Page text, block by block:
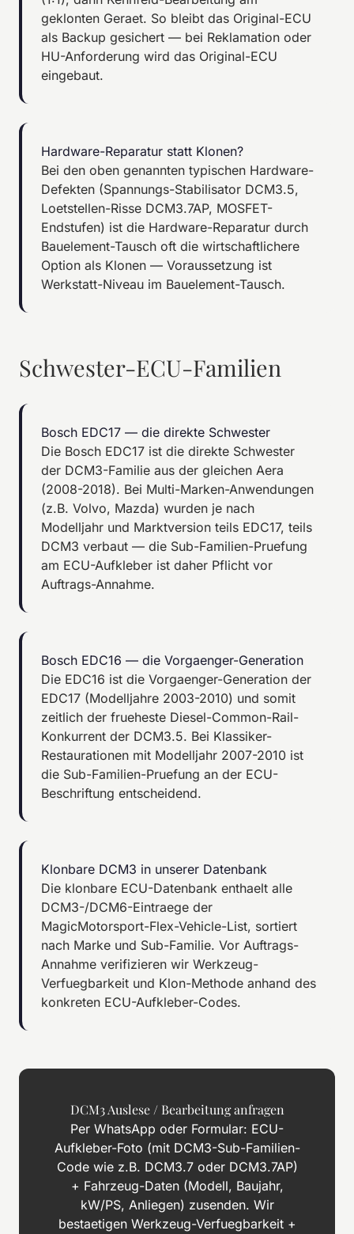
geklonten Geraet. So bleibt das Original-ECU
als Backup gesichert — bei Reklamation oder
HU-Anforderung wird das Original-ECU
eingebaut.
Hardware-Reparatur statt Klonen?
Bei den oben genannten typischen Hardware-
Defekten (Spannungs-Stabilisator DCM3.5,
Loetstellen-Risse DCM3.7AP, MOSFET-
Endstufen) ist die Hardware-Reparatur durch
Bauelement-Tausch oft die wirtschaftlichere
Option als Klonen — Voraussetzung ist
Werkstatt-Niveau im Bauelement-Tausch.
Schwester-ECU-Familien
Bosch EDC17 — die direkte Schwester
Die Bosch EDC17 ist die direkte Schwester
der DCM3-Familie aus der gleichen Aera
(2008-2018). Bei Multi-Marken-Anwendungen
(z.B. Volvo, Mazda) wurden je nach
Modelljahr und Marktversion teils EDC17, teils
DCM3 verbaut — die Sub-Familien-Pruefung
am ECU-Aufkleber ist daher Pflicht vor
Auftrags-Annahme.
Bosch EDC16 — die Vorgaenger-Generation
Die EDC16 ist die Vorgaenger-Generation der
EDC17 (Modelljahre 2003-2010) und somit
zeitlich der frueheste Diesel-Common-Rail-
Konkurrent der DCM3.5. Bei Klassiker-
Restaurationen mit Modelljahr 2007-2010 ist
die Sub-Familien-Pruefung an der ECU-
Beschriftung entscheidend.
Klonbare DCM3 in unserer Datenbank
Die klonbare ECU-Datenbank enthaelt alle
DCM3-/DCM6-Eintraege der
MagicMotorsport-Flex-Vehicle-List, sortiert
nach Marke und Sub-Familie. Vor Auftrags-
Annahme verifizieren wir Werkzeug-
Verfuegbarkeit und Klon-Methode anhand des
konkreten ECU-Aufkleber-Codes.
DCM3 Auslese / Bearbeitung anfragen
Per WhatsApp oder Formular: ECU-
Aufkleber-Foto (mit DCM3-Sub-Familien-
Code wie z.B. DCM3.7 oder DCM3.7AP)
+ Fahrzeug-Daten (Modell, Baujahr,
kW/PS, Anliegen) zusenden. Wir
bestaetigen Werkzeug-Verfuegbarkeit +